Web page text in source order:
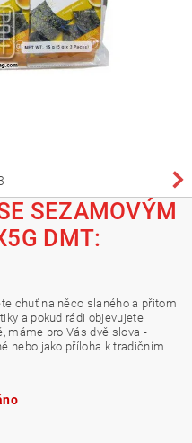
SEZAMOVÝM
DMT:
chuť na něco slaného a přitom
a pokud rádi objevujete
máme pro Vás dvě slova -
nebo jako příloha k tradičním